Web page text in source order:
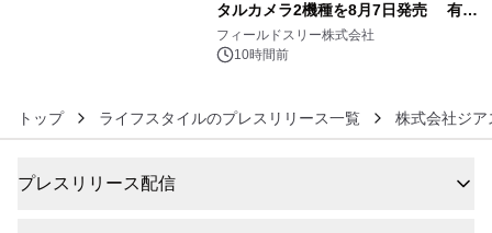
タルカメラ2機種を8月7日発売 有効
約1300万画素、用途別に選べるコンデ
ジ新登場
フィールドスリー株式会社
10時間前
トップ ライフスタイルのプレスリリース一覧 株式会社ジア
プレスリリース配信